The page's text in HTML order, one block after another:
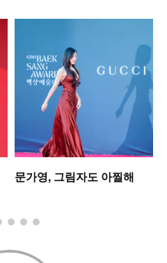
문가영, 그림자도 아찔해